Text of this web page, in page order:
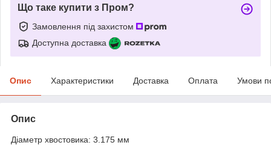
Що таке купити з Пром?
Замовлення під захистом
Доступна доставка
Опис Характеристики Доставка Оплата Умови
Опис
Діаметр хвостовика: 3.175 мм